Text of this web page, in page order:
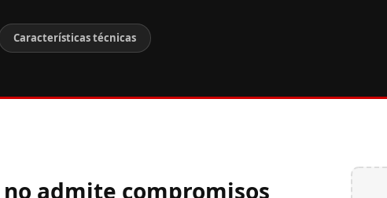
Características técnicas
admite compromisos